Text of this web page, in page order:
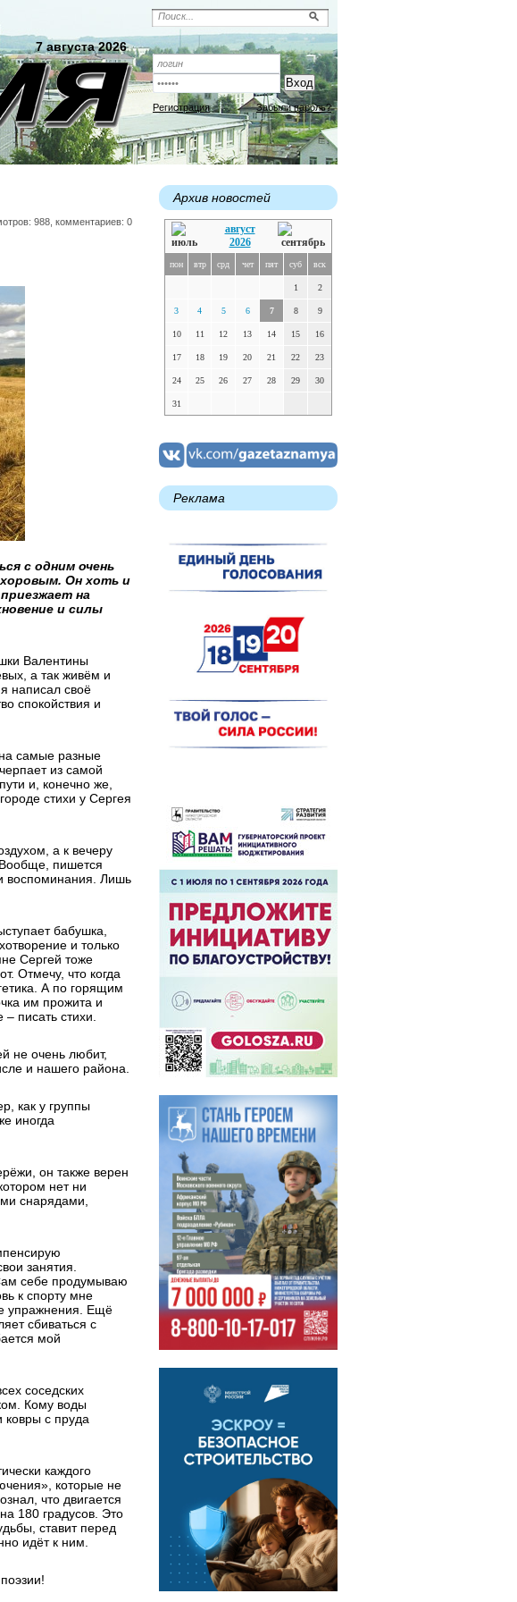
Регистрация Забыли пароль?
7 августа 2026
988, комментариев: 0
с одним очень
Он хоть и
на
и силы
Валентины
а так живём и
написал своё
спокойствия и
самые разные
из самой
и, конечно же,
стихи у Сергея
а к вечеру
пишется
воспоминания. Лишь
бабушка,
и только
Сергей тоже
Отмечу, что когда
А по горящим
им прожита и
писать стихи.
не очень любит,
и нашего района.
как у группы
иногда
он также верен
нет ни
снарядами,
занятия.
себе продумываю
к спорту мне
упражнения. Ещё
сбиваться с
мой
соседских
Кому воды
ковры с пруда
каждого
которые не
что двигается
180 градусов. Это
ставит перед
идёт к ним.
Архив новостей
август
2026
пон втр срд чет пят суб вск
1 2
3 4 5 6 7 8 9
10 11 12 13 14 15 16
17 18 19 20 21 22 23
24 25 26 27 28 29 30
31
Реклама